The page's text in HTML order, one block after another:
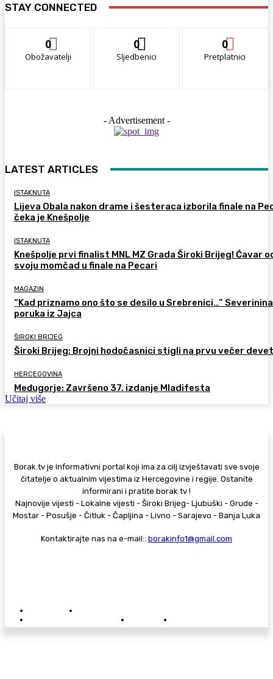
STAY CONNECTED
0
Obožavatelji
0
Sljedbenici
0
Pretplatnici
- Advertisement -
LATEST ARTICLES
ISTAKNUTA
Lijeva Obala nakon drame i šesteraca izborila finale na
čeka je Knešpolje
ISTAKNUTA
Knešpolje prvi finalist MNL MZ Grada Široki Brijeg! Ćavar
svoju momčad u finale na Pecari
MAGAZIN
“Kad priznamo ono što se desilo u Srebrenici…” Severinina
poruka iz Jajca
ŠIROKI BRIJEG
Široki Brijeg: Brojni hodočasnici stigli na prvu večer
HERCEGOVINA
Međugorje: Završeno 37. izdanje Mladifesta
Učitaj više
Borak.tv je informativni portal koji ima za cilj izvještavati sve svoje
čitatelje o aktualnim vijestima iz Hercegovine i regije. Ostanite
informirani i pratite borak.tv !
Najnovije vijesti - Lokalne vijesti - Široki Brijeg- Ljubuški - Grude -
Mostar - Posušje - Čitluk - Čapljina - Livno - Sarajevo - Banja Luka
Kontaktirajte nas na e-mail:: borakinfo1@gmail.com